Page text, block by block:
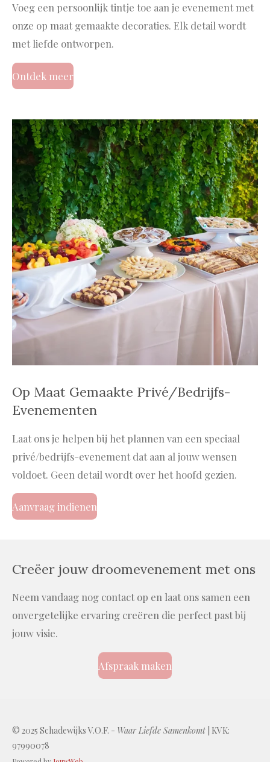
Voeg een persoonlijk tintje toe aan je evenement met
onze op maat gemaakte decoraties. Elk detail wordt
met liefde ontworpen.
Ontdek meer
Op Maat Gemaakte Privé/Bedrijfs-
Evenementen
Laat ons je helpen bij het plannen van een speciaal
privé/bedrijfs-evenement dat aan al jouw wensen
voldoet. Geen detail wordt over het hoofd gezien.
Aanvraag indienen
Creëer jouw droomevenement met ons
Neem vandaag nog contact op en laat ons samen een
onvergetelijke ervaring creëren die perfect past bij
jouw visie.
Afspraak maken
© 2025 Schadewijks V.O.F. - Waar Liefde Samenkomt | KVK:
97990078